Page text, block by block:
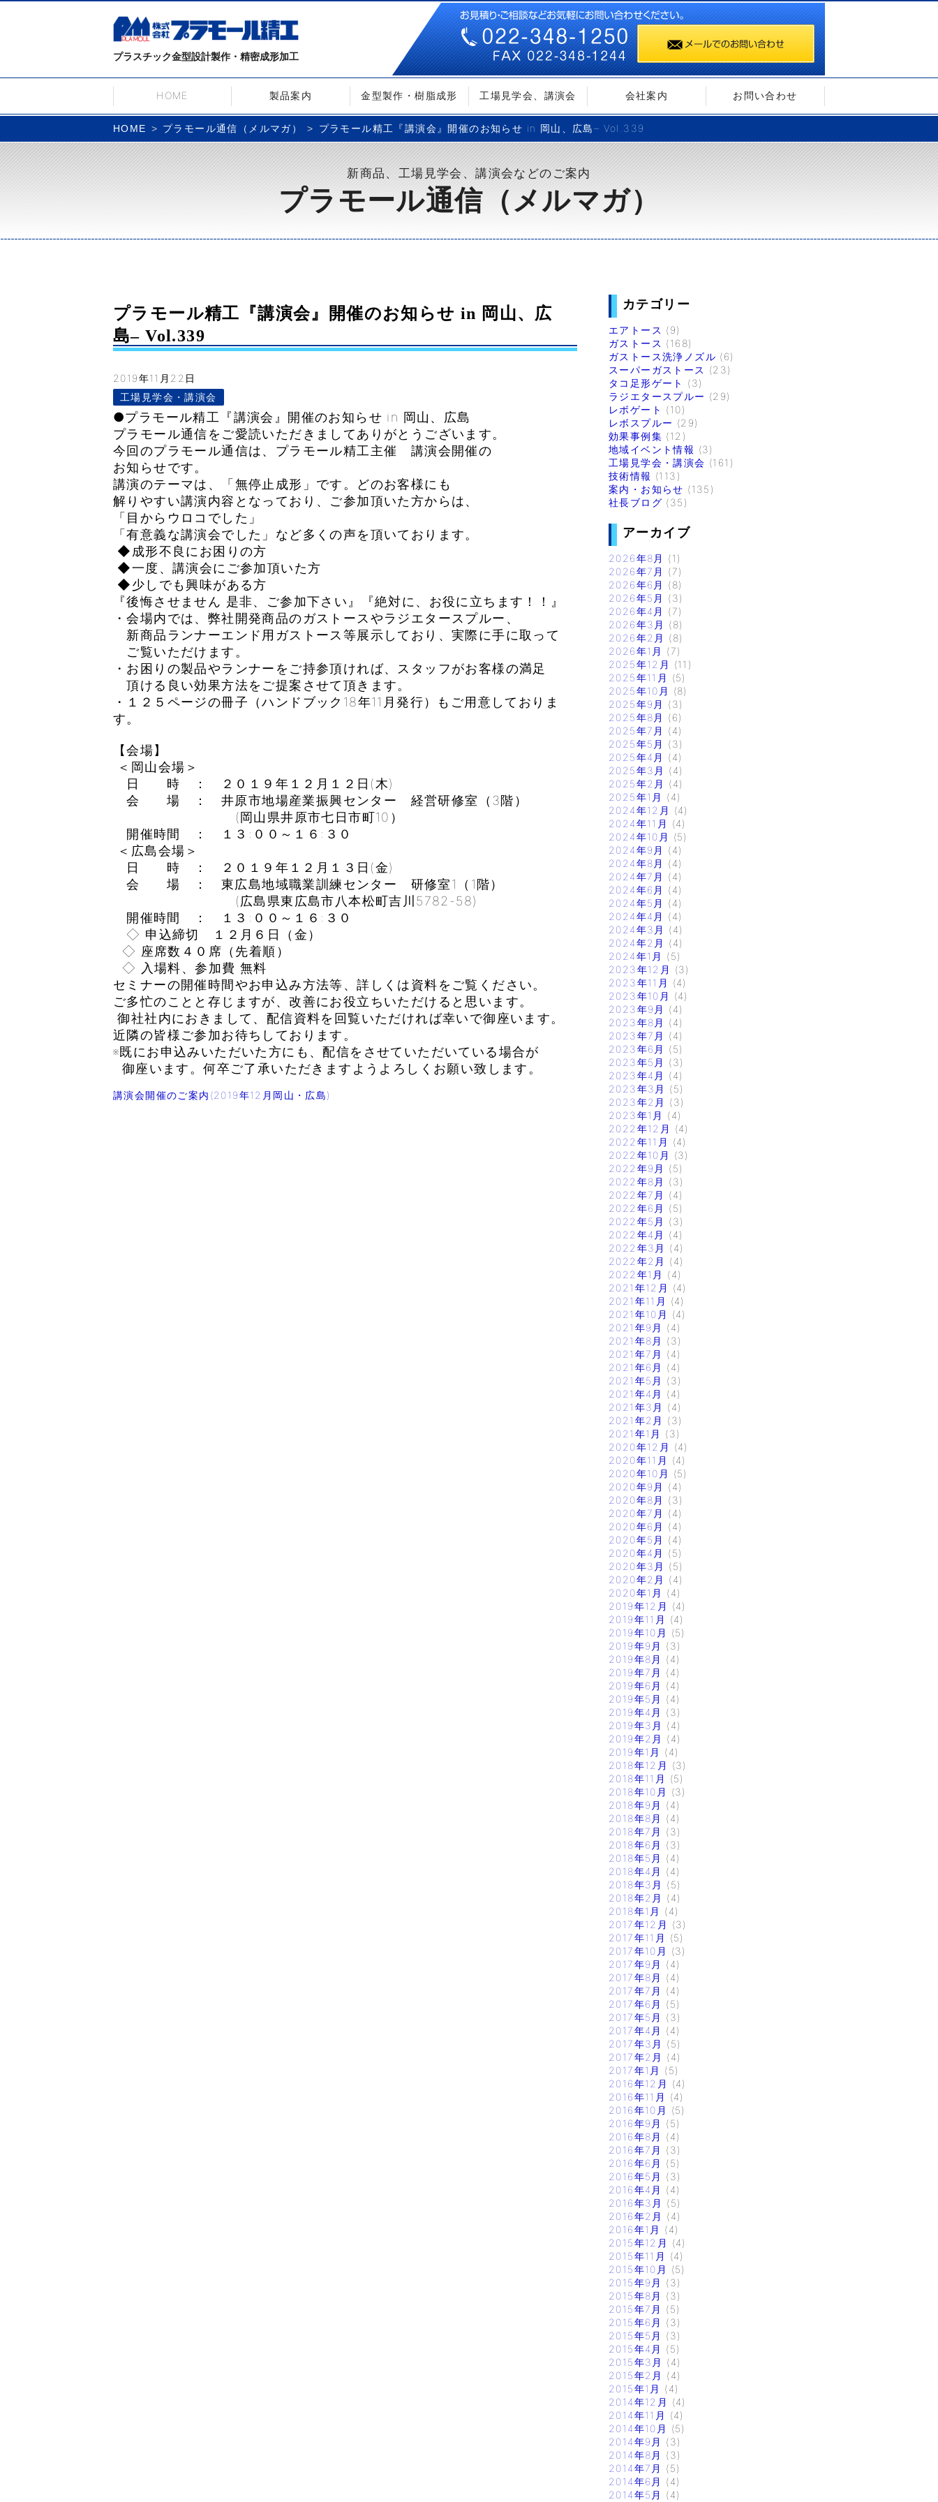
プラスチック金型設計製作・精密成形加工
HOME 製品案内 金型製作・樹脂成形 工場見学会、講演会 会社案内 お問い合わせ
HOME プラモール通信（メルマガ） プラモール精工『講演会』開催のお知らせ in 岡山、広島– Vol.339
新商品、工場見学会、講演会などのご案内
プラモール通信（メルマガ）
プラモール精工『講演会』開催のお知らせ in 岡山、広
島– Vol.339
2019年11月22日
工場見学会・講演会
●プラモール精工『講演会』開催のお知らせ in 岡山、広島
プラモール通信をご愛読いただきましてありがとうございます。
今回のプラモール通信は、プラモール精工主催 講演会開催の
お知らせです。
講演のテーマは、「無停止成形」です。どのお客様にも
解りやすい講演内容となっており、ご参加頂いた方からは、
「目からウロコでした」
「有意義な講演会でした」など多くの声を頂いております。
◆成形不良にお困りの方
◆一度、講演会にご参加頂いた方
◆少しでも興味がある方
『後悔させません 是非、ご参加下さい』『絶対に、お役に立ちます！！』
・会場内では、弊社開発商品のガストースやラジエタースプルー、
新商品ランナーエンド用ガストース等展示しており、実際に手に取って
ご覧いただけます。
・お困りの製品やランナーをご持参頂ければ、スタッフがお客様の満足
頂ける良い効果方法をご提案させて頂きます。
・１２５ページの冊子（ハンドブック18年11月発行）もご用意しておりま
す。
【会場】
＜岡山会場＞
日 時 ： ２０１９年１２月１２日(木)
会 場 ： 井原市地場産業振興センター 経営研修室（3階）
(岡山県井原市七日市町10）
開催時間 ： １３:００～１６:３０
＜広島会場＞
日 時 ： ２０１９年１２月１３日(金)
会 場 ： 東広島地域職業訓練センター 研修室1（1階）
(広島県東広島市八本松町吉川5782-58)
開催時間 ： １３:００～１６:３０
◇ 申込締切 １２月６日（金）
◇ 座席数４０席（先着順）
◇ 入場料、参加費 無料
セミナーの開催時間やお申込み方法等、詳しくは資料をご覧ください。
ご多忙のことと存じますが、改善にお役立ちいただけると思います。
御社社内におきまして、配信資料を回覧いただければ幸いで御座います。
近隣の皆様ご参加お待ちしております。
※既にお申込みいただいた方にも、配信をさせていただいている場合が
御座います。何卒ご了承いただきますようよろしくお願い致します。
講演会開催のご案内(2019年12月岡山・広島)
カテゴリー
エアトース (9)
ガストース (168)
ガストース洗浄ノズル (6)
スーパーガストース (23)
タコ足形ゲート
(3)
ラジエタースプルー (29)
レボゲート (10)
レボスプルー (29)
効果事例集 (12)
地域イベント情報 (3)
工場見学会・講演会 (161)
技術情報 (113)
案内・お知らせ (135)
社長ブログ (35)
アーカイブ
2026年8月
(1)
2026年7月
(7)
2026年6月
(8)
2026年5月
(3)
2026年4月
(7)
2026年3月
(8)
2026年2月
(8)
2026年1月
(7)
2025年12月
(11)
2025年11月
(5)
2025年10月
(8)
2025年9月
(3)
2025年8月
(6)
2025年7月
(4)
2025年5月
(3)
2025年4月
(4)
2025年3月
(4)
2025年2月
(4)
2025年1月
(4)
2024年12月
(4)
2024年11月
(4)
2024年10月
(5)
2024年9月
(4)
2024年8月
(4)
2024年7月
(4)
2024年6月
(4)
2024年5月
(4)
2024年4月
(4)
2024年3月
(4)
2024年2月
(4)
2024年1月
(5)
2023年12月
(3)
2023年11月
(4)
2023年10月
(4)
2023年9月
(4)
2023年8月
(4)
2023年7月
(4)
2023年6月
(5)
2023年5月
(3)
2023年4月
(4)
2023年3月
(5)
2023年2月
(3)
2023年1月
(4)
2022年12月
(4)
2022年11月
(4)
2022年10月
(3)
2022年9月
(5)
2022年8月
(3)
2022年7月
(4)
2022年6月
(5)
2022年5月
(3)
2022年4月
(4)
2022年3月
(4)
2022年2月
(4)
2022年1月
(4)
2021年12月
(4)
2021年11月
(4)
2021年10月
(4)
2021年9月
(4)
2021年8月
(3)
2021年7月
(4)
2021年6月
(4)
2021年5月
(3)
2021年4月
(4)
2021年3月
(4)
2021年2月
(3)
2021年1月
(3)
2020年12月
(4)
2020年11月
(4)
2020年10月
(5)
2020年9月
(4)
2020年8月
(3)
2020年7月
(4)
2020年6月
(4)
2020年5月
(4)
2020年4月
(5)
2020年3月
(5)
2020年2月
(4)
2020年1月
(4)
2019年12月
(4)
2019年11月
(4)
2019年10月
(5)
2019年9月
(3)
2019年8月
(4)
2019年7月
(4)
2019年6月
(4)
2019年5月
(4)
2019年4月
(3)
2019年3月
(4)
2019年2月
(4)
2019年1月
(4)
2018年12月
(3)
2018年11月
(5)
2018年10月
(3)
2018年9月
(4)
2018年8月
(4)
2018年7月
(3)
2018年6月
(3)
2018年5月
(4)
2018年4月
(4)
2018年3月
(5)
2018年2月
(4)
2018年1月
(4)
2017年12月
(3)
2017年11月
(5)
2017年10月
(3)
2017年9月
(4)
2017年8月
(4)
2017年7月
(4)
2017年6月
(5)
2017年5月
(3)
2017年4月
(4)
2017年3月
(5)
2017年2月
(4)
2017年1月
(5)
2016年12月
(4)
2016年11月
(4)
2016年10月
(5)
2016年9月
(5)
2016年8月
(4)
2016年7月
(3)
2016年6月
(5)
2016年5月
(3)
2016年4月
(4)
2016年3月
(5)
2016年2月
(4)
2016年1月
(4)
2015年12月
(4)
2015年11月
(4)
2015年10月
(5)
2015年9月
(3)
2015年8月
(3)
2015年7月
(5)
2015年6月
(3)
2015年5月
(3)
2015年4月
(5)
2015年3月
(4)
2015年2月
(4)
2015年1月
(4)
2014年12月
(4)
2014年11月
(4)
2014年10月
(5)
2014年9月
(3)
2014年8月
(3)
2014年7月
(5)
2014年6月
(4)
2014年5月
(4)